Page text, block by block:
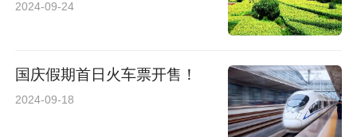
孔稳超 西安西电变压器有限责任公司线圈车间绕
线工
王科 中国铁路西安局集团有限公司西安机务段西
2024-09-24
国庆假期首日火车票开售！
2024-09-18